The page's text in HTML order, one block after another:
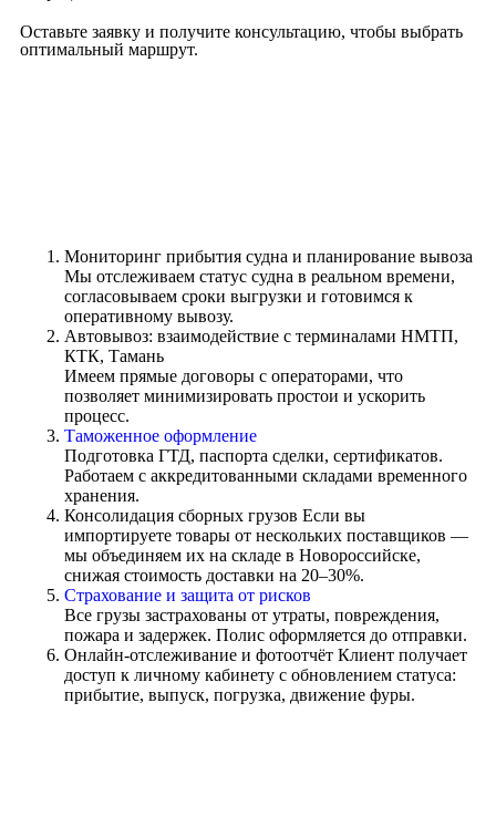
Оставьте заявку и получите консультацию, чтобы выбрать
оптимальный маршрут.
Мониторинг прибытия судна и планирование вывоза
Мы отслеживаем статус судна в реальном времени,
согласовываем сроки выгрузки и готовимся к
оперативному вывозу.
Автовывоз: взаимодействие с терминалами НМТП,
КТК, Тамань
Имеем прямые договоры с операторами, что
позволяет минимизировать простои и ускорить
процесс.
Таможенное оформление
Подготовка ГТД, паспорта сделки, сертификатов.
Работаем с аккредитованными складами временного
хранения.
Консолидация сборных грузов Если вы
импортируете товары от нескольких поставщиков —
мы объединяем их на складе в Новороссийске,
снижая стоимость доставки на 20–30%.
Страхование и защита от рисков
Все грузы застрахованы от утраты, повреждения,
пожара и задержек. Полис оформляется до отправки.
Онлайн-отслеживание и фотоотчёт Клиент получает
доступ к личному кабинету с обновлением статуса:
прибытие, выпуск, погрузка, движение фуры.